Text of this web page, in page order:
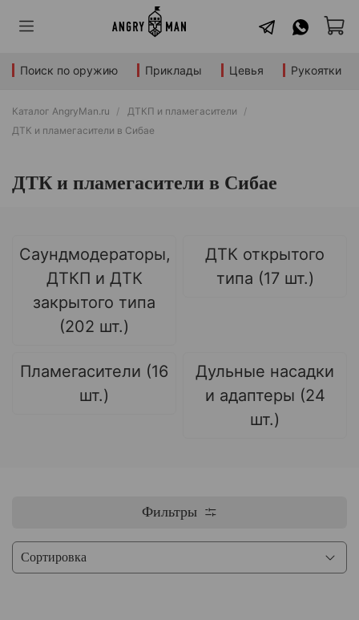
Поиск по оружию Приклады Цевья Рукоятки
Каталог AngryMan.ru
ДТКП и пламегасители
ДТК и пламегасители в Сибае
ДТК и пламегасители в Сибае
Саундмодераторы,
ДТКП и ДТК
закрытого типа
(202 шт.)
ДТК открытого
типа (17 шт.)
Пламегасители (16
шт.)
Дульные насадки
и адаптеры (24
шт.)
Фильтры